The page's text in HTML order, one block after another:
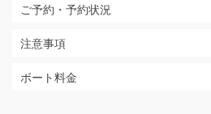
ご予約・予約状況
注意事項
ボート料金